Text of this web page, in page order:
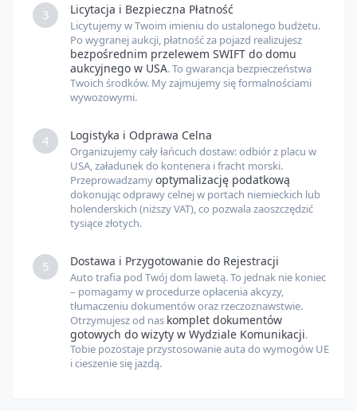
3 Licytacja i Bezpieczna Płatność
Licytujemy w Twoim imieniu do ustalonego budżetu.
Po wygranej aukcji, płatność za pojazd realizujesz
bezpośrednim przelewem SWIFT do domu
aukcyjnego w USA. To gwarancja bezpieczeństwa
Twoich środków. My zajmujemy się formalnościami
wywozowymi.
4 Logistyka i Odprawa Celna
Organizujemy cały łańcuch dostaw: odbiór z placu w
USA, załadunek do kontenera i fracht morski.
Przeprowadzamyoptymalizację podatkową
dokonując odprawy celnej w portach niemieckich lub
holenderskich (niższy VAT), co pozwala zaoszczędzić
tysiące złotych.
5 Dostawa i Przygotowanie do Rejestracji
Auto trafia pod Twój dom lawetą. To jednak nie koniec
– pomagamy w procedurze opłacenia akcyzy,
tłumaczeniu dokumentów oraz rzeczoznawstwie.
Otrzymujesz od nas komplet dokumentów
gotowych do wizyty w Wydziale Komunikacji.
Tobie pozostaje przystosowanie auta do wymogów UE
i cieszenie się jazdą.